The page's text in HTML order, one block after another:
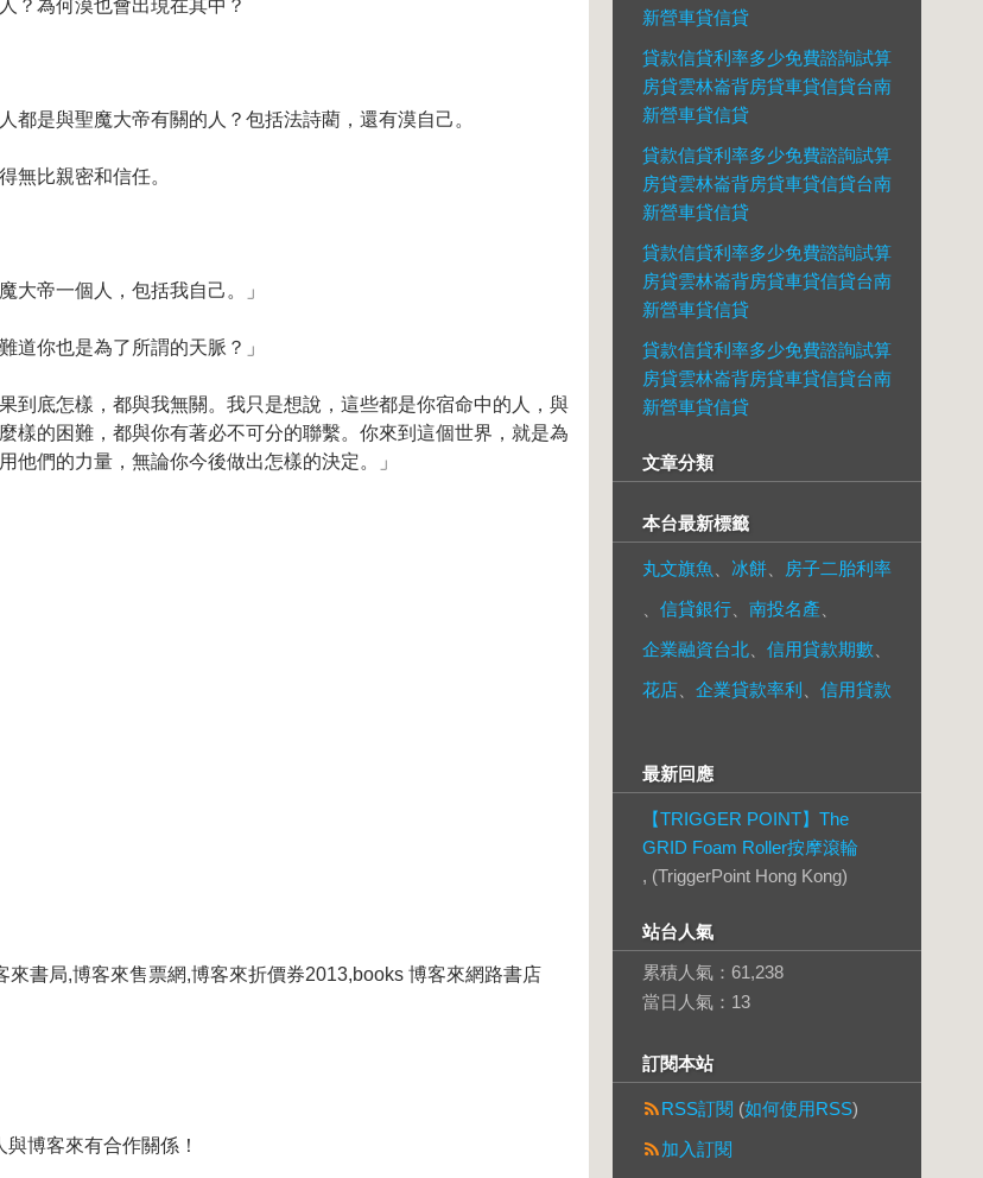
？為何漠也會出現在其中？
是與聖魔大帝有關的人？包括法詩藺，還有漠自己。
無比親密和信任。
大帝一個人，包括我自己。」
道你也是為了所謂的天脈？」
到底怎樣，都與我無關。我只是想說，這些都是你宿命中的人，與
樣的困難，都與你有著必不可分的聯繫。你來到這個世界，就是為
他們的力量，無論你今後做出怎樣的決定。」
書局,博客來售票網,博客來折價券2013,books 博客來網路書店
博客來有合作關係！
新營車貸信貸
貸款信貸利率多少免費諮詢試算
房貸雲林崙背房貸車貸信貸台南
新營車貸信貸
貸款信貸利率多少免費諮詢試算
房貸雲林崙背房貸車貸信貸台南
新營車貸信貸
貸款信貸利率多少免費諮詢試算
房貸雲林崙背房貸車貸信貸台南
新營車貸信貸
貸款信貸利率多少免費諮詢試算
房貸雲林崙背房貸車貸信貸台南
新營車貸信貸
文章分類
本台最新標籤
丸文旗魚 冰餅
房子二胎利率
信貸銀行 南投名產
企業融資台北
信用貸款期數
花店
企業貸款率利 信用貸款
最新回應
【TRIGGER POINT】The
GRID Foam Roller按摩滾輪
, (TriggerPoint Hong Kong)
站台人氣
累積人氣： 61,238
當日人氣： 13
訂閱本站
RSS訂閱 (如何使用RSS)
加入訂閱